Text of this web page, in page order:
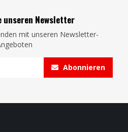
unseren Newsletter
mit unseren Newsletter-
Abonnieren